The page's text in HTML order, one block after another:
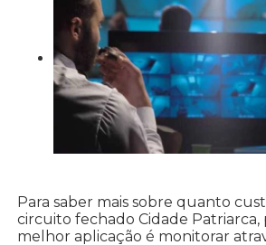
Para saber mais sobre quanto
circuito fechado Cidade Patriarca,
melhor aplicação é monitorar